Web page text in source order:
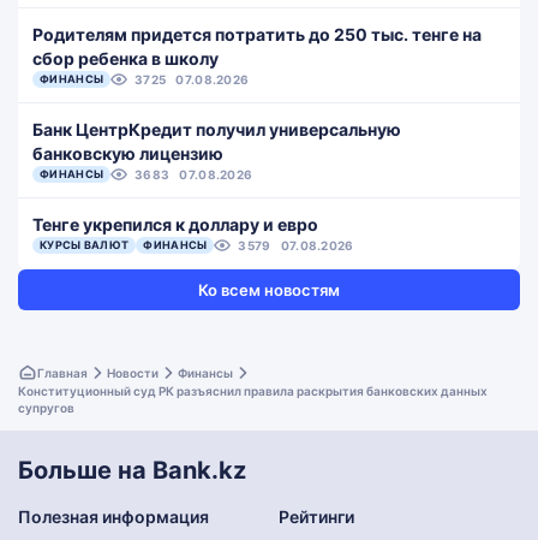
Родителям придется потратить до 250 тыс. тенге на
сбор ребенка в школу
ФИНАНСЫ 3725 07.08.2026
Банк ЦентрКредит получил универсальную
банковскую лицензию
ФИНАНСЫ 3683 07.08.2026
Тенге укрепился к доллару и евро
КУРСЫ ВАЛЮТ ФИНАНСЫ 3579 07.08.2026
Ко всем новостям
Главная Новости
Финансы
Конституционный суд РК разъяснил правила раскрытия банковских данных
супругов
Больше на Bank.kz
Полезная информация Рейтинги